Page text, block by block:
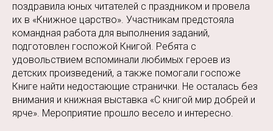
поздравила юных читателей с праздником и провела
их в «Книжное царство». Участникам предстояла
командная работа для выполнения заданий,
подготовлен госпожой Книгой. Ребята с
удовольствием вспоминали любимых героев из
детских произведений, а также помогали госпоже
Книге найти недостающие странички. Не осталась без
внимания и книжная выставка «С книгой мир добрей и
ярче». Мероприятие прошло весело и интересно.